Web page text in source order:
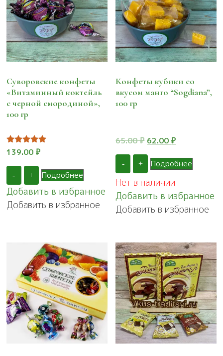
Суворовские конфеты
«Витаминный коктейль
с черной смородиной»,
100 гр
Оценка
из 5
139.00 ₽
- + Подробнее
Добавить в избранное
Добавить в избранное
Конфеты кубики со
вкусом манго “Sogdiana”,
100 гр
65.00₽ Первоначальная
составляла
65.00 ₽.
62.00₽Текущая
62.00 ₽.
- + Подробнее
Нет в наличии
Добавить в избранное
Добавить в избранное